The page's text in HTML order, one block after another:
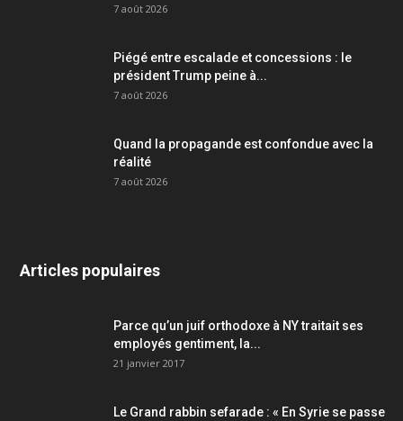
7 août 2026
Piégé entre escalade et concessions : le
président Trump peine à...
7 août 2026
Quand la propagande est confondue avec la
réalité
7 août 2026
Articles populaires
Parce qu’un juif orthodoxe à NY traitait ses
employés gentiment, la...
21 janvier 2017
Le Grand rabbin sefarade : « En Syrie se passe